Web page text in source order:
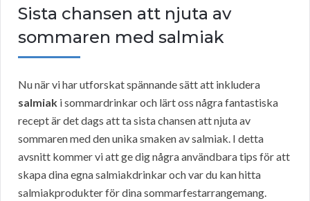
Sista chansen att njuta av
sommaren med salmiak
Nu när vi har utforskat spännande sätt att inkludera
salmiak i sommardrinkar och lärt oss några fantastiska
recept är det dags att ta sista chansen att njuta av
sommaren med den unika smaken av salmiak. I detta
avsnitt kommer vi att ge dig några användbara tips för att
skapa dina egna salmiakdrinkar och var du kan hitta
salmiakprodukter för dina sommarfestarrangemang.